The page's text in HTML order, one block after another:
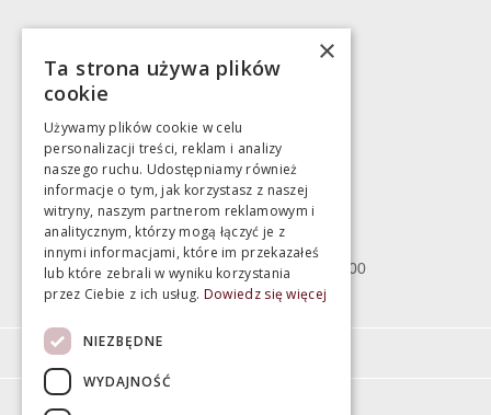
783 043 083
Magazyn
Bartycka 24/26 Hala 100
00-716 Warszawa
poniedziałek - piątek 10:00 - 18:00
sobota 10:00 - 15:00
×
Ta strona używa plików
cookie
Używamy plików cookie w celu
personalizacji treści, reklam i analizy
naszego ruchu. Udostępniamy również
informacje o tym, jak korzystasz z naszej
witryny, naszym partnerom reklamowym i
analitycznym, którzy mogą łączyć je z
innymi informacjami, które im przekazałeś
lub które zebrali w wyniku korzystania
przez Ciebie z ich usług. Dowiedz się więcej
NIEZBĘDNE
WYDAJNOŚĆ